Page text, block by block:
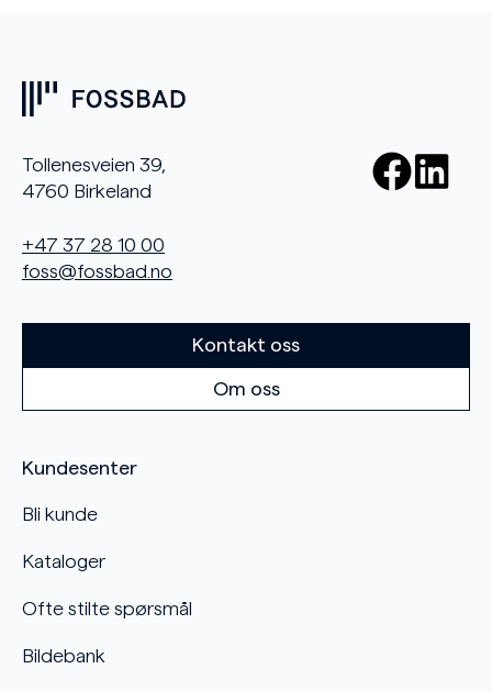
Tollenesveien 39,
4760 Birkeland
+47 37 28 10 00
foss@fossbad.no
Kundesenter
Bli kunde
Kataloger
Ofte stilte spørsmål
Bildebank
Kontakt oss
Om oss